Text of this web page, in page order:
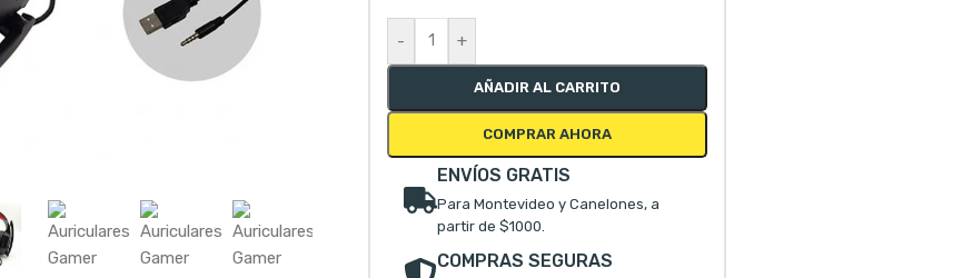
- +
AÑADIR AL CARRITO
COMPRAR AHORA
ENVÍOS GRATIS
Para Montevideo y Canelones, a
partir de $1000.
COMPRAS SEGURAS